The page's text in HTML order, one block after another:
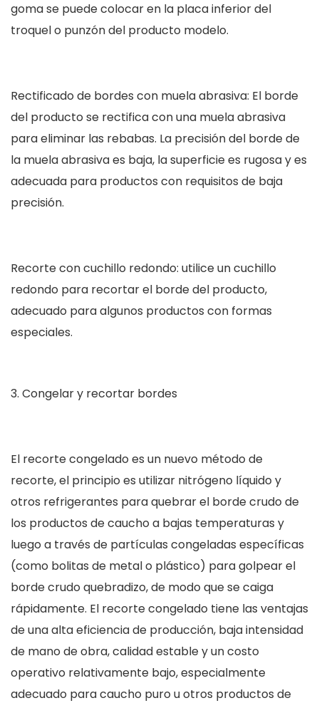
goma se puede colocar en la placa inferior del
troquel o punzón del producto modelo.
Rectificado de bordes con muela abrasiva: El borde
del producto se rectifica con una muela abrasiva
para eliminar las rebabas. La precisión del borde de
la muela abrasiva es baja, la superficie es rugosa y es
adecuada para productos con requisitos de baja
precisión.
Recorte con cuchillo redondo: utilice un cuchillo
redondo para recortar el borde del producto,
adecuado para algunos productos con formas
especiales.
Congelar y recortar bordes
El recorte congelado es un nuevo método de
recorte, el principio es utilizar nitrógeno líquido y
otros refrigerantes para quebrar el borde crudo de
los productos de caucho a bajas temperaturas y
luego a través de partículas congeladas específicas
(como bolitas de metal o plástico) para golpear el
borde crudo quebradizo, de modo que se caiga
rápidamente. El recorte congelado tiene las ventajas
de una alta eficiencia de producción, baja intensidad
de mano de obra, calidad estable y un costo
operativo relativamente bajo, especialmente
adecuado para caucho puro u otros productos de